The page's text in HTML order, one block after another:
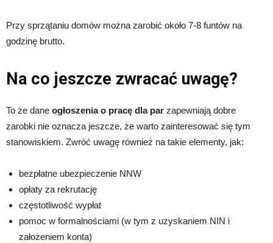
Przy sprzątaniu domów można zarobić około 7-8 funtów na
godzinę brutto.
Na co jeszcze zwracać uwagę?
To że dane ogłoszenia o pracę dla par zapewniają dobre
zarobki nie oznacza jeszcze, że warto zainteresować się tym
stanowiskiem. Zwróć uwagę również na takie elementy, jak:
bezpłatne ubezpieczenie NNW
opłaty za rekrutację
częstotliwość wypłat
pomoc w formalnościami (w tym z uzyskaniem NIN i
założeniem konta)